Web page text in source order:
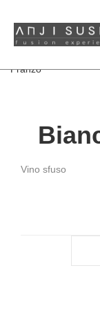
Pranzo
Vino sfuso